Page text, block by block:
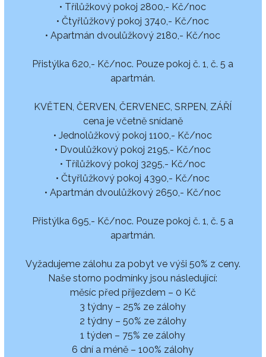
• Třílůžkový pokoj 2800,- Kč/noc
• Čtyřlůžkový pokoj 3740,- Kč/noc
• Apartmán dvoulůžkový 2180,- Kč/noc
Přistýlka 620,- Kč/noc. Pouze pokoj č. 1, č. 5 a
apartmán.
KVĚTEN, ČERVEN, ČERVENEC, SRPEN, ZÁŘÍ
cena je včetně snídaně
• Jednolůžkový pokoj 1100,- Kč/noc
• Dvoulůžkový pokoj 2195,- Kč/noc
• Třílůžkový pokoj 3295,- Kč/noc
• Čtyřlůžkový pokoj 4390,- Kč/noc
• Apartmán dvoulůžkový 2650,- Kč/noc
Přistýlka 695,- Kč/noc. Pouze pokoj č. 1, č. 5 a
apartmán.
Vyžadujeme zálohu za pobyt ve výši 50% z ceny.
Naše storno podmínky jsou následující:
měsíc před příjezdem – 0 Kč
3 týdny – 25% ze zálohy
2 týdny – 50% ze zálohy
1 týden – 75% ze zálohy
6 dní a méně – 100% zálohy